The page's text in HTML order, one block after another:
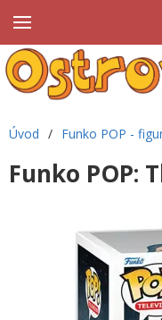
Úvod / Funko POP -
Funko POP: